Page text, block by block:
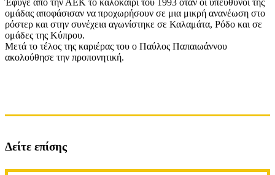
ομάδας αποφάσισαν να προχωρήσουν σε μια μικρή ανανέωση στο
ρόστερ και στην συνέχεια αγωνίστηκε σε Καλαμάτα, Ρόδο και σε
ομάδες της Κύπρου.
Μετά το τέλος της καριέρας του ο Παύλος Παπαιωάννου
ακολούθησε την προπονητική.
Δείτε επίσης